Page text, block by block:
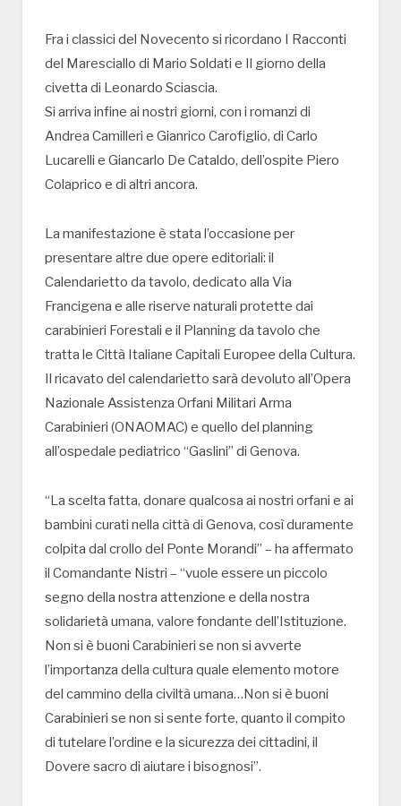
Fra i classici del Novecento si ricordano I Racconti
del Maresciallo di Mario Soldati e Il giorno della
civetta di Leonardo Sciascia.
Si arriva infine ai nostri giorni, con i romanzi di
Andrea Camilleri e Gianrico Carofiglio, di Carlo
Lucarelli e Giancarlo De Cataldo, dell’ospite Piero
Colaprico e di altri ancora.
La manifestazione è stata l’occasione per
presentare altre due opere editoriali: il
Calendarietto da tavolo, dedicato alla Via
Francigena e alle riserve naturali protette dai
carabinieri Forestali e il Planning da tavolo che
tratta le Città Italiane Capitali Europee della Cultura.
Il ricavato del calendarietto sarà devoluto all’Opera
Nazionale Assistenza Orfani Militari Arma
Carabinieri (ONAOMAC) e quello del planning
all’ospedale pediatrico “Gaslini” di Genova.
“La scelta fatta, donare qualcosa ai nostri orfani e ai
bambini curati nella città di Genova, così duramente
colpita dal crollo del Ponte Morandi” – ha affermato
il Comandante Nistri – “vuole essere un piccolo
segno della nostra attenzione e della nostra
solidarietà umana, valore fondante dell’Istituzione.
Non si è buoni Carabinieri se non si avverte
l’importanza della cultura quale elemento motore
del cammino della civiltà umana…Non si è buoni
Carabinieri se non si sente forte, quanto il compito
di tutelare l’ordine e la sicurezza dei cittadini, il
Dovere sacro di aiutare i bisognosi”.